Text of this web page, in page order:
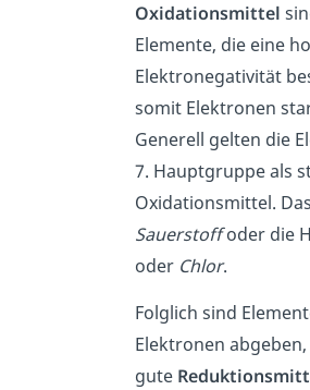
Oxidationsmittel
Elemente, die eine
Elektronegativität
somit Elektronen
Generell gelten die
7. Hauptgruppe als
Oxidationsmittel.
Sauerstoffoder die
oder Chlor.
Folglich sind
Elektronen abgeben,
gute